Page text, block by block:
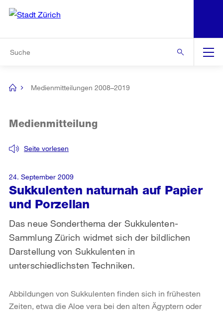
Navigation
[no
Medienmitteilungen 2008–2019
Sukkulenten naturnah auf Papier
und Porzellan
Seite vorlesen
Medienmitteilung
Das neue Sonderthema der Sukkulenten-
Sammlung Zürich widmet sich der bildlichen
Darstellung von Sukkulenten in
unterschiedlichsten Techniken.
24. September 2009
Abbildungen von Sukkulenten finden sich in frühesten
Zeiten, etwa die Aloe vera bei den alten Ägyptern oder